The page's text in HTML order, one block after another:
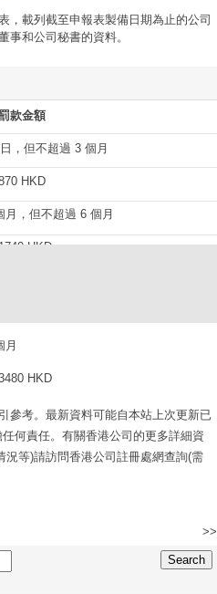
，載列截至申報表製備日期為止的公司
事和公司秘書的資料。
款金額
，但不超過 3 個月
HKD
，但不超過 6 個月
HKD
月
HKD
參考。最新資料可能自本站上次更新已
何責任。有關香港公司的更多詳細資
等)請訪問香港公司註冊處網查詢(需
>>